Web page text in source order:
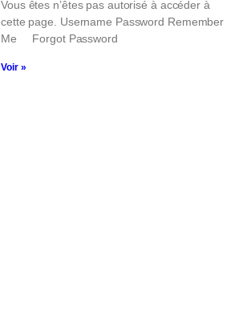
Vous êtes n’êtes pas autorisé à accéder à
cette page. Username Password Remember
Me Forgot Password
Voir »